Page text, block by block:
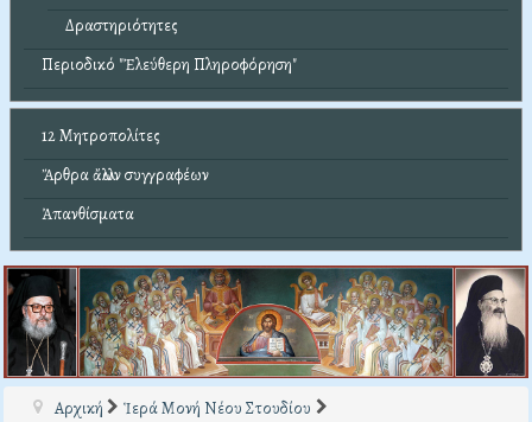
Δραστηριότητες
Περιοδικό "Ἐλεύθερη Πληροφόρηση"
12 Μητροπολίτες
Ἄρθρα ἄλλων συγγραφέων
Ἀπανθίσματα
Αρχική
Ἱερά Μονή Νέου Στουδίου